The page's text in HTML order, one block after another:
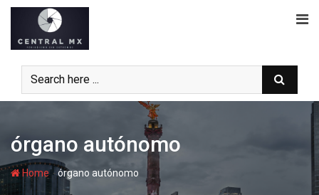
Skip
content
órgano autónomo
Home-órgano autónomo